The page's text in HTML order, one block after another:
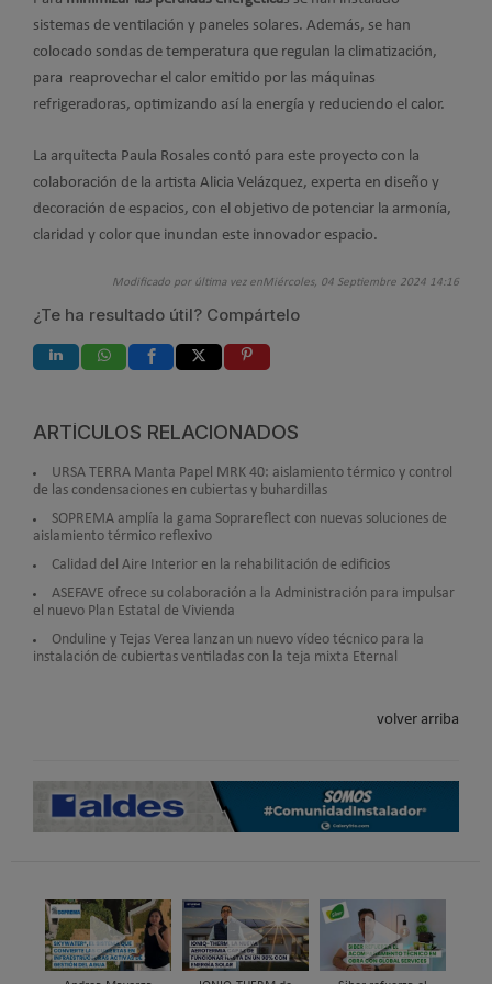
sistemas de ventilación y paneles solares. Además, se han
colocado sondas de temperatura que regulan la climatización,
para reaprovechar el calor emitido por las máquinas
refrigeradoras, optimizando así la energía y reduciendo el calor.
La arquitecta Paula Rosales contó para este proyecto con la
colaboración de la artista Alicia Velázquez, experta en diseño y
decoración de espacios, con el objetivo de potenciar la armonía,
claridad y color que inundan este innovador espacio.
Modificado por última vez enMiércoles, 04 Septiembre 2024 14:16
¿Te ha resultado útil? Compártelo
ARTÍCULOS RELACIONADOS
URSA TERRA Manta Papel MRK 40: aislamiento térmico y control
de las condensaciones en cubiertas y buhardillas
SOPREMA amplía la gama Soprareflect con nuevas soluciones de
aislamiento térmico reflexivo
Calidad del Aire Interior en la rehabilitación de edificios
ASEFAVE ofrece su colaboración a la Administración para impulsar
el nuevo Plan Estatal de Vivienda
Onduline y Tejas Verea lanzan un nuevo vídeo técnico para la
instalación de cubiertas ventiladas con la teja mixta Eternal
volver arriba